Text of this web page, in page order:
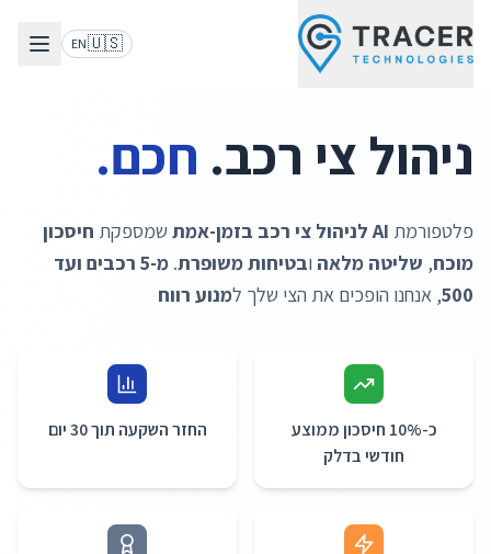
🇺🇸
EN
ניהול צי רכב. חכם.
פלטפורמת AI לניהול צי רכב בזמן-אמת שמספקת חיסכון
מוכח, שליטה מלאה ובטיחות משופרת.
מ-5 רכבים ועד
500, אנחנו הופכים את הצי שלך למנוע רווח
כ-10% חיסכון ממוצע
חודשי בדלק
החזר השקעה תוך 30 יום